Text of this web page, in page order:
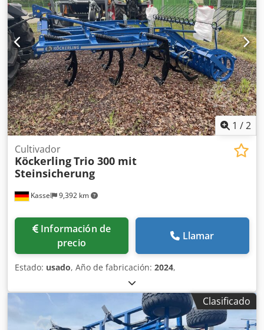
1 /2
Kassel 9,392 km
Cultivador
KöckerlingTrio 300 mit
Steinsicherung
Información de
precio
Llamar
Estado: usado, Año de fabricación: 2024,
Clasificado